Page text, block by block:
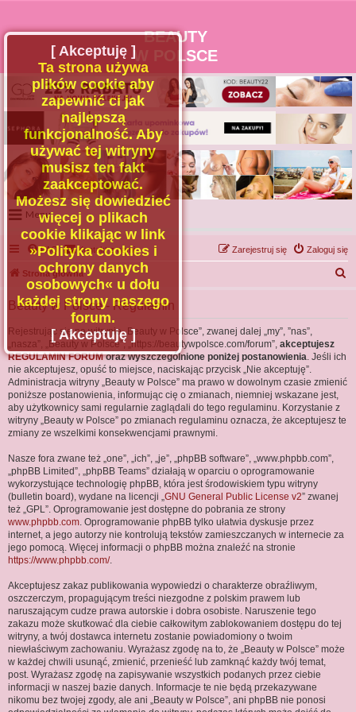
BEAUTY
W POLSCE
Menu
Portal
Facebook
Regulamin
Zapytaj administratora
Kontakt
FAQ Kontakt z nami Zaloguj się
Zarejestruj się
Strona główna
Beauty w Polsce - Regulamin
Rejestrując się na witrynie „Beauty w Polsce”, zwanej dalej „my”, ”nas”,
„nasza”, „Beauty w Polsce”, „https://beautywpolsce.com/forum”, akceptujesz
REGULAMIN FORUMoraz wyszczególnione poniżej postanowienia . Jeśli ich
nie akceptujesz, opuść to miejsce, naciskając przycisk „Nie akceptuję”.
Administracja witryny „Beauty w Polsce” ma prawo w dowolnym czasie zmienić
poniższe postanowienia, informując cię o zmianach, niemniej wskazane jest,
aby użytkownicy sami regularnie zaglądali do tego regulaminu. Korzystanie z
witryny „Beauty w Polsce” po zmianach regulaminu oznacza, że akceptujesz te
zmiany ze wszelkimi konsekwencjami prawnymi.
Nasze fora zwane też „one”, „ich”, „je”, „phpBB software”, „www.phpbb.com”,
„phpBB Limited”, „phpBB Teams” działają w oparciu o oprogramowanie
wykorzystujące technologię phpBB, która jest środowiskiem typu witryny
(bulletin board), wydane na licencji „ GNU General Public License v2” zwanej
też „GPL”. Oprogramowanie jest dostępne do pobrania ze strony
www.phpbb.com . Oprogramowanie phpBB tylko ułatwia dyskusje przez
internet, a jego autorzy nie kontrolują tekstów zamieszczanych w internecie za
jego pomocą. Więcej informacji o phpBB można znaleźć na stronie
https://www.phpbb.com/.
Akceptujesz zakaz publikowania wypowiedzi o charakterze obraźliwym,
oszczerczym, propagującym treści niezgodne z polskim prawem lub
naruszającym cudze prawa autorskie i dobra osobiste. Naruszenie tego
zakazu może skutkować dla ciebie całkowitym zablokowaniem dostępu do tej
witryny, a twój dostawca internetu zostanie powiadomiony o twoim
niewłaściwym zachowaniu. Wyrażasz zgodę na to, że „Beauty w Polsce” może
w każdej chwili usunąć, zmienić, przenieść lub zamknąć każdy twój temat,
post. Wyrażasz zgodę na zapisywanie wszystkich podanych przez ciebie
informacji w naszej bazie danych. Informacje te nie będą przekazywane
nikomu bez twojej zgody, ale ani „Beauty w Polsce”, ani phpBB nie ponosi
[ Akceptuję ]
Ta strona używa
plików cookie aby
zapewnić ci jak
najlepszą
funkcjonalność. Aby
używać tej witryny
musisz ten fakt
zaakceptować.
Możesz się dowiedzieć
więcej o plikach
cookie klikając w link
»Polityka cookies i
ochrony danych
osobowych« u dołu
każdej strony naszego
forum.
[ Akceptuję ]